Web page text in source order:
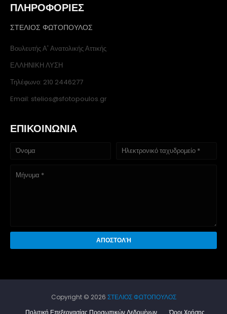
ΠΛΗΡΟΦΟΡΙΕΣ
ΣΤΕΛΙΟΣ ΦΩΤΟΠΟΥΛΟΣ
Βουλευτής Α' Ανατολικής Αττικής
ΕΛΛΗΝΙΚΗ ΛΥΣΗ
Τηλέφωνο: 210 2446277
Email: stelios@sfotopoulos.gr
ΕΠΙΚΟΙΝΩΝΙΑ
Copyright © 2026 ΣΤΕΛΙΟΣ ΦΩΤΟΠΟΥΛΟΣ
Πολιτική Επεξεργασίας Προσωπικών Δεδομένων
Όροι Xρήσης